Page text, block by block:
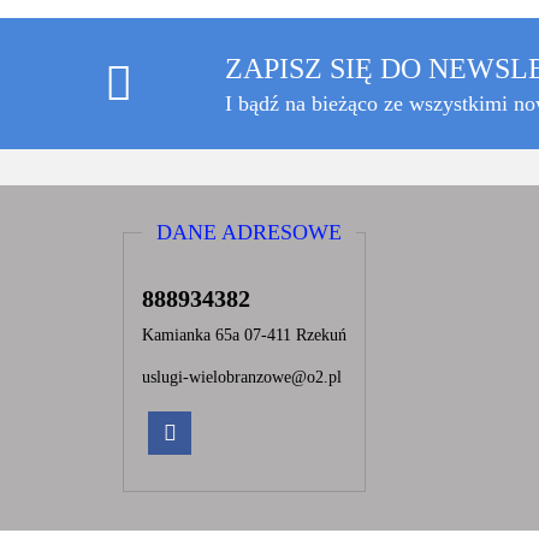
ZAPISZ SIĘ DO
I bądź na bieżąco ze wszystkimi
DANE ADRESOWE
888934382
Kamianka 65a 07-411 Rzekuń
uslugi-wielobranzowe@o2.pl